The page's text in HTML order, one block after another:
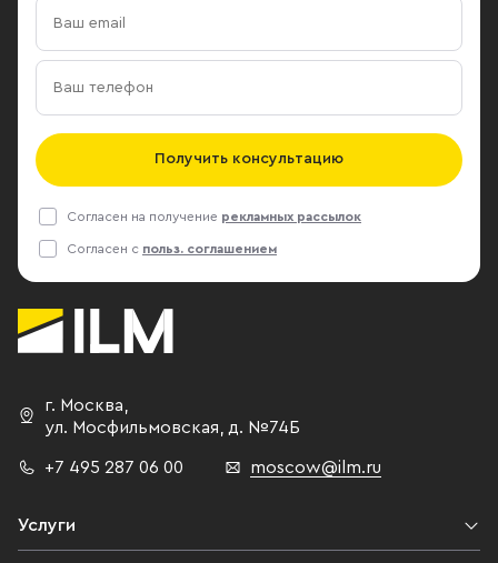
Получить консультацию
Согласен на получение рекламных рассылок
Согласен с польз. соглашением
г. Москва
ул. Мосфильмовская,
д. №74Б
+7 495 287 06 00 moscow@ilm.ru
Услуги